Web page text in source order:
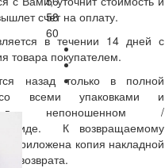
счет на оплату.
в течении 14 дней с
товара покупателем.
назад только в полной
со всеми упаковками и
в непоношенном /
виде. К возвращаемому
приложена копия накладной
возврата.
58
60